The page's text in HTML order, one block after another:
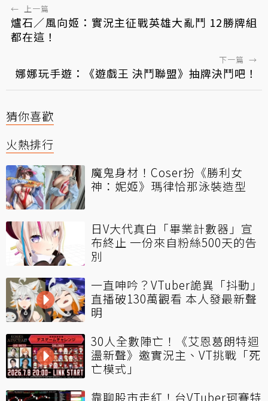
← 上一篇
爐石／風向姬：實況主征戰英雄大亂鬥 12勝牌組
都在這！
下一篇 →
娜娜玩手遊：《遊戲王 決鬥聯盟》抽牌決鬥吧！
猜你喜歡
火熱排行
魔鬼身材！Coser扮《勝利女
神：妮姬》瑪律恰那泳裝造型
日V大代真白「畢業計數器」宣
布終止 一份來自粉絲500天的告
別
一直呻吟？VTuber詭異「抖動」
直播破130萬觀看 本人發最新聲
明
30人全數陣亡！《艾恩葛朗特迴
盪新聲》邀實況主、VT挑戰「死
亡模式」
靠聊股市走紅！台VTuber珂賽特